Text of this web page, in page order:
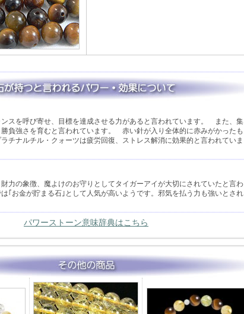
スを呼び寄せ、目標を達成させる力があると言われています。 また、集
負強さを育むと言われています。 赤い針が入り全体的に赤みがかったも
チナルチル・クォーツは疲労回復、ストレス解消に効果的と言われていま
力の象徴、魔よけのお守りとしてタイガーアイが大切にされていたと言わ
｢お金が貯まる石｣として人気が高いようです。邪気を払う力も強いとされ
パワーストーン意味辞典はこちら